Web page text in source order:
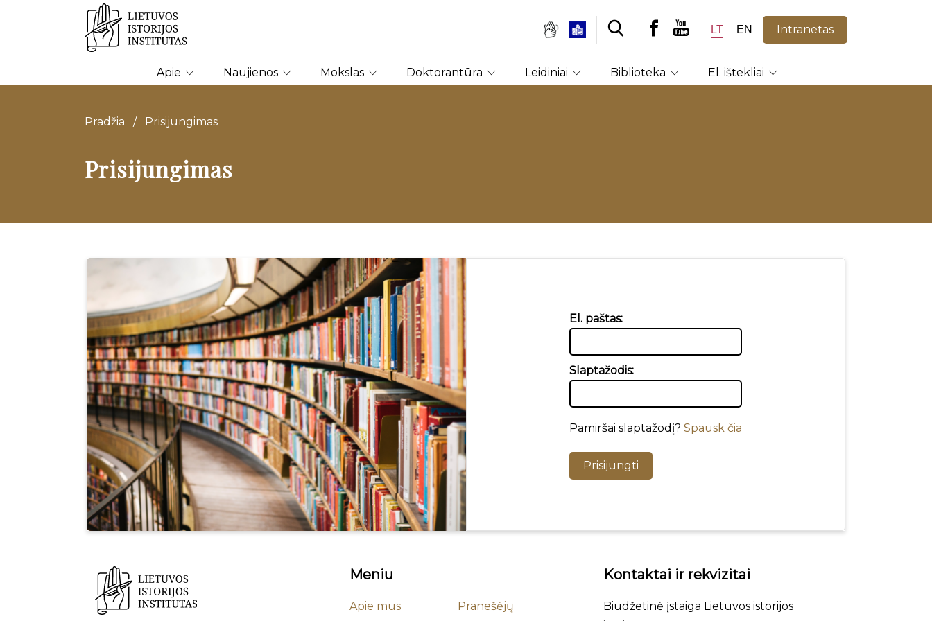
LT EN Intranetas
Apie Naujienos Mokslas Doktorantūra Leidiniai Biblioteka El. ištekliai
Pradžia / Prisijungimas
Prisijungimas
El. paštas:
Slaptažodis:
Pamiršai slaptažodį? Spausk čia
Prisijungti
Meniu
Apie mus
Pranešėjų
Kontaktai ir rekvizitai
Biudžetinė įstaiga Lietuvos istorijos